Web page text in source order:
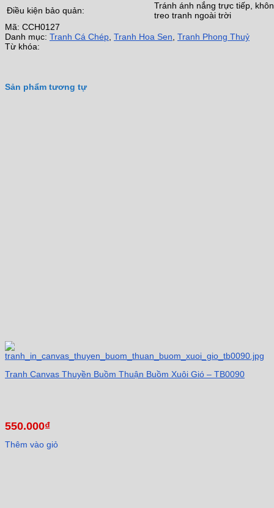
Điều kiện bảo quản:
Tránh ánh nắng trực tiếp,
treo tranh ngoài trời
Mã: CCH0127
Danh mục: Tranh Cá Chép Tranh Hoa Sen Tranh Phong Thuỷ
Từ khóa:
Sản phẩm tương tự
Tranh Canvas Thuyền Buồm Thuận Buồm Xuôi Gió – TB0090
550.000₫
Thêm vào giỏ